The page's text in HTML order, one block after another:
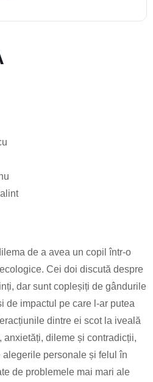
de a avea un copil într-o
Cei doi discută despre
dar sunt copleșiți de gândurile
de impactul pe care l-ar putea
dintre ei scot la iveală
anxietăți, dileme și contradicții,
personale și felul în
de problemele mai mari ale